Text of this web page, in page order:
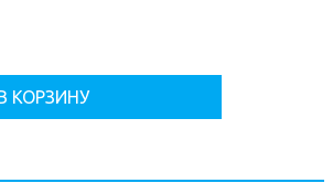
КОРЗИНУ